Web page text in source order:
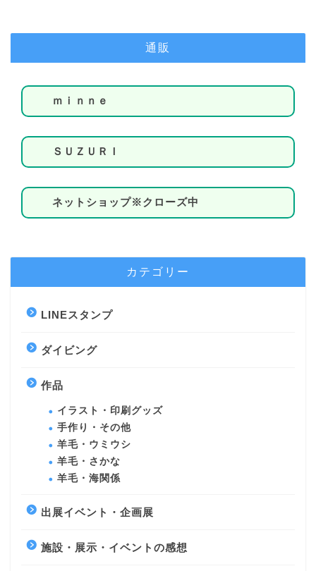
通販
ｍｉｎｎｅ
ＳＵＺＵＲＩ
ネットショップ※クローズ中
カテゴリー
LINEスタンプ
ダイビング
作品
イラスト・印刷グッズ
手作り・その他
羊毛・ウミウシ
羊毛・さかな
羊毛・海関係
出展イベント・企画展
施設・展示・イベントの感想